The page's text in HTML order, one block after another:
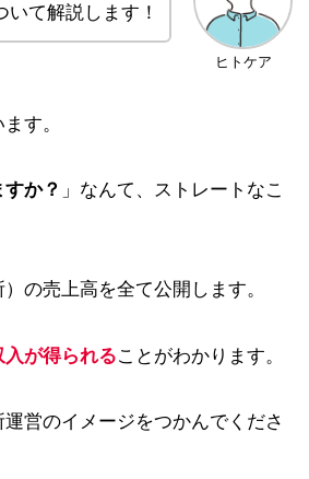
ヒトケア
て解説します！
す。
か？ 」なんて、ストレートなこ
の売上高を全て公開します。
が得られることがわかります。
営のイメージをつかんでくださ